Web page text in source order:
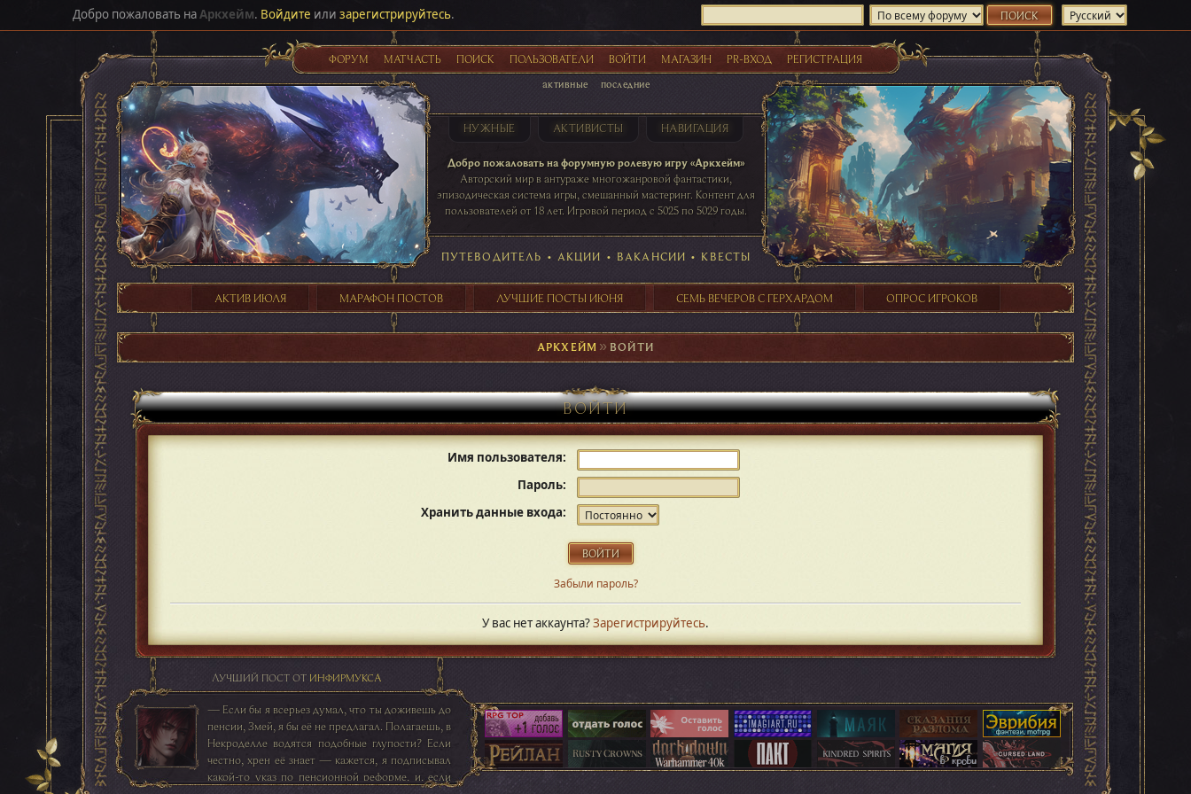
Добро пожаловать наАркхейм. Войдите или зарегистрируйтесь.
ФОРУМ МАТЧАСТЬ ПОИСК ПОЛЬЗОВАТЕЛИ ВОЙТИ МАГАЗИН PR-ВХОД РЕГИСТРАЦИЯ
активные последние
НУЖНЫЕ АКТИВИСТЫ НАВИГАЦИЯ
Добро пожаловать на форумную ролевую игру «Аркхейм»
Авторский мир в антураже многожанровой фантастики,
эпизодическая система игры, смешанный мастеринг. Контент для
пользователей от 18 лет. Игровой период с 5025 по 5029 годы.
таблице игровой активности
41 ПОСТОВ 31 ПОСТОВ 29 ПОСТОВ 24 ПОСТОВ
ПУТЕВОДИТЕЛЬ • АКЦИИ • ВАКАНСИИ • КВЕСТЫ
АКТИВ ИЮЛЯ МАРАФОН ПОСТОВ ЛУЧШИЕ ПОСТЫ ИЮНЯ СЕМЬ ВЕЧЕРОВ С ГЕРХАРДОМ ОПРОС ИГРОКОВ
АРКХЕЙМ ►ВОЙТИ
ВОЙТИ
Имя пользователя:
Пароль:
Хранить данные входа:
Забыли пароль?
У вас нет аккаунта?Зарегистрируйтесь.
ЛУЧШИЙ ПОСТ ОТ ИНФИРМУКСА
— Если бы я всерьез думал, что ты доживешь до
пенсии, Змей, я бы её не предлагал. Полагаешь, в
Некроделле водятся подобные глупости? Если
честно, хрен её знает — кажется, я подписывал
какой-то указ по пенсионной реформе, и, если